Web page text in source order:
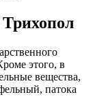
Трихопол
этого, в
вещества,
патока